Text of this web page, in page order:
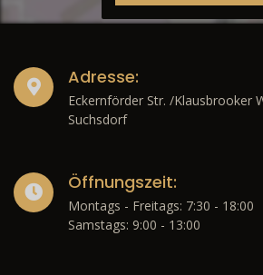
Adresse:
Eckernförder Str. /Klausbrooker
Suchsdorf
Öffnungszeit:
Montags - Freitags: 7:30 - 18:00
Samstags: 9:00 - 13:00